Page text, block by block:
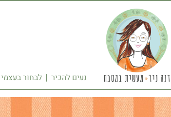
נעים להכיר לבחור בעצמי